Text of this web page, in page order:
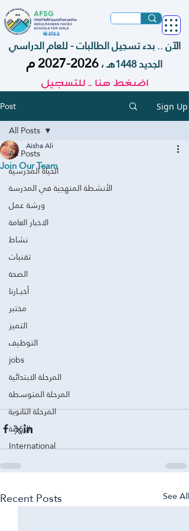
الآن .. بدء تسجيل الطالبات - للعام الدراسي
الجديد 1448هـ ،
2026-2027 م
اضغط هنا .. للتسجيل
Post Sign Up
All Posts
الحياة المدرسية
الأنشطة المنهجية في المدرسة
ورشة عمل
الاخبار العامة
نشاط
تقنيات
الصحة
أخبــارنا
مختبر
التميز
التوظيف
jobs
المرحلة الابتدائية
المرحلة المتوسطة
المرحلة الثانوية
الروضة
International
All Posts
Join Our Team
Aisha Ali
Recent Posts See All